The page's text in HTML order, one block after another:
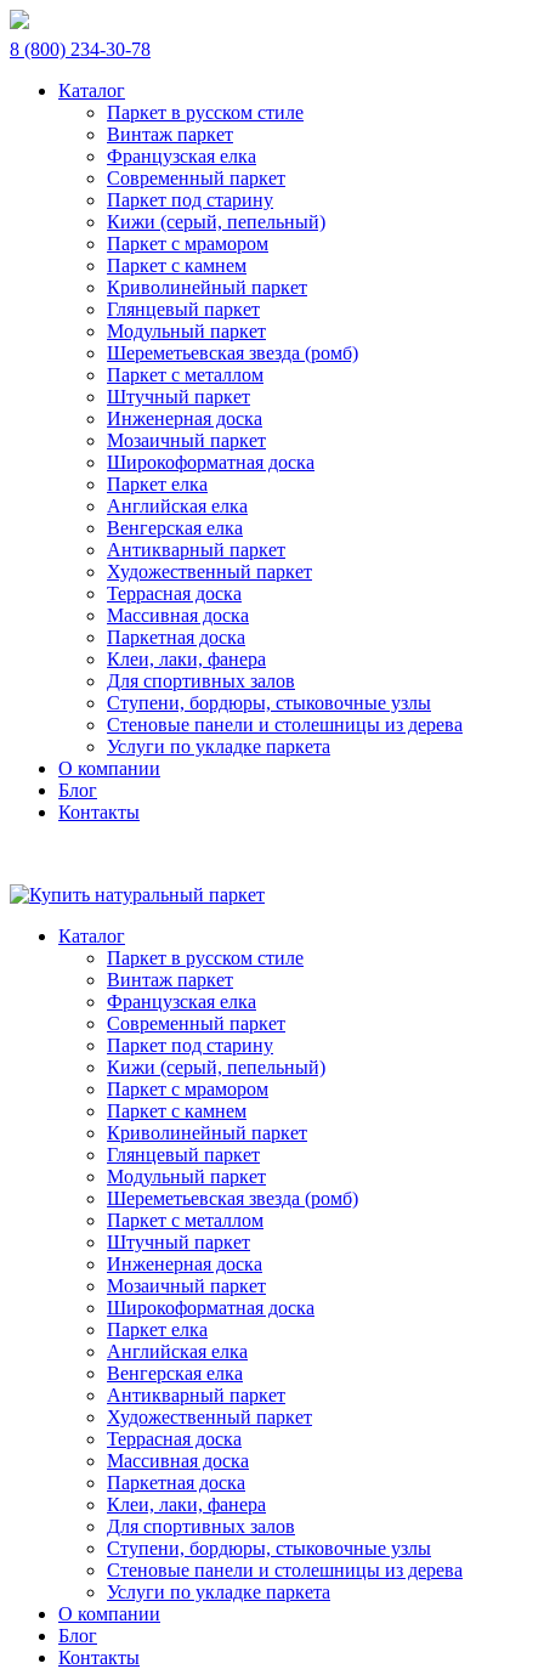
8 (800) 234-30-78
Каталог
Паркет в русском стиле
Винтаж паркет
Французская елка
Современный паркет
Паркет под старину
Кижи (серый, пепельный)
Паркет с мрамором
Паркет с камнем
Криволинейный паркет
Глянцевый паркет
Модульный паркет
Шереметьевская звезда (ромб)
Паркет с металлом
Штучный паркет
Инженерная доска
Мозаичный паркет
Широкоформатная доска
Паркет елка
Английская елка
Венгерская елка
Антикварный паркет
Художественный паркет
Террасная доска
Массивная доска
Паркетная доска
Клеи, лаки, фанера
Для спортивных залов
Ступени, бордюры, стыковочные узлы
Стеновые панели и столешницы из дерева
Услуги по укладке паркета
О компании
Блог
Контакты
Каталог
Паркет в русском стиле
Винтаж паркет
Французская елка
Современный паркет
Паркет под старину
Кижи (серый, пепельный)
Паркет с мрамором
Паркет с камнем
Криволинейный паркет
Глянцевый паркет
Модульный паркет
Шереметьевская звезда (ромб)
Паркет с металлом
Штучный паркет
Инженерная доска
Мозаичный паркет
Широкоформатная доска
Паркет елка
Английская елка
Венгерская елка
Антикварный паркет
Художественный паркет
Террасная доска
Массивная доска
Паркетная доска
Клеи, лаки, фанера
Для спортивных залов
Ступени, бордюры, стыковочные узлы
Стеновые панели и столешницы из дерева
Услуги по укладке паркета
О компании
Блог
Контакты